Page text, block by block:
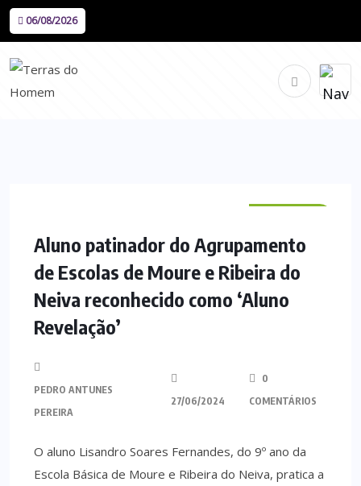
06/08/2026
Aluno patinador do Agrupamento
de Escolas de Moure e Ribeira do
Neiva reconhecido como ‘Aluno
Revelação’
PEDRO ANTUNES
PEREIRA
27/06/2024
0
COMENTÁRIOS
O aluno Lisandro Soares Fernandes, do 9º ano da
Escola Básica de Moure e Ribeira do Neiva, pratica a